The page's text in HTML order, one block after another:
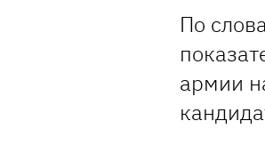
По
армии